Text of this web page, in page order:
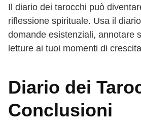
Il diario dei tarocchi può
riflessione spirituale. Usa il
domande esistenziali, annotare
letture ai tuoi momenti di
Diario dei
Conclusioni